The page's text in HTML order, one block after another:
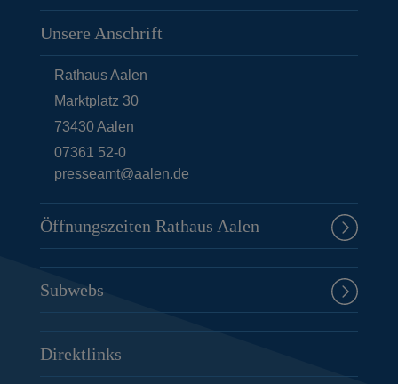
Unsere Anschrift
Rathaus Aalen
Marktplatz 30
73430Aalen
07361 52-0
presseamt@aalen.de
Öffnungszeiten Rathaus Aalen
Subwebs
Direktlinks